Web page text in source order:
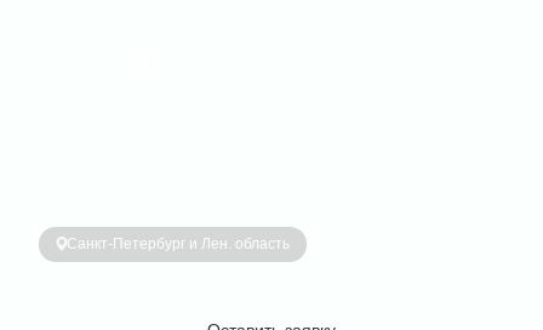
Санкт-Петербург и Лен. область